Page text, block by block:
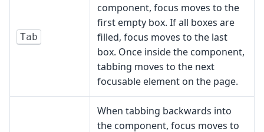
Tab
component, focus moves to the
first empty box. If all boxes are
filled, focus moves to the last
box. Once inside the component,
tabbing moves to the next
focusable element on the page.
When tabbing backwards into
the component, focus moves to